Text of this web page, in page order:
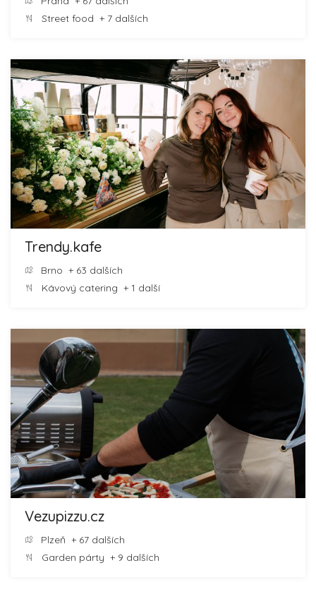
Street food + 7 dalších
Trendy.kafe
Brno + 63 dalších
Kávový catering + 1 další
Vezupizzu.cz
Plzeň + 67 dalších
Garden párty + 9 dalších